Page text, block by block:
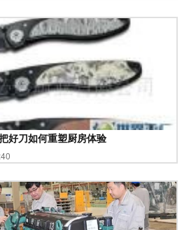
好刀如何重塑厨房体验